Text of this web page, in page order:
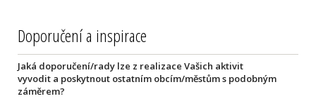
Doporučení a inspirace
Jaká doporučení/rady lze z realizace Vašich aktivit
vyvodit a poskytnout ostatním obcím/městům s podobným
záměrem?